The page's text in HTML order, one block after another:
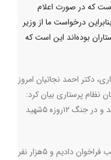
که در صورت اعلام
درخواست ما از وزیر
بوده‌اند این است که
دکتر احمد نجاتیان امروز
پرستاری بیان کرد:
جامعه پرستاری در ایام جنگ رمضان ۱۱شهید و در جنگ ۱۲روزه ۵شهید
وی افزود: در این ایام برای نیروهای داوطلب فراخوان دادیم و ۵هزار نفر